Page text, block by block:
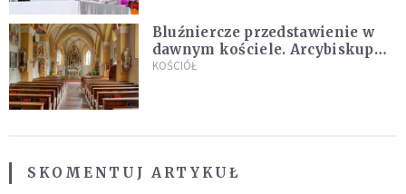
Bluźniercze przedstawienie w
dawnym kościele. Arcybiskup
stanowczo reaguje
KOŚCIÓŁ
SKOMENTUJ ARTYKUŁ